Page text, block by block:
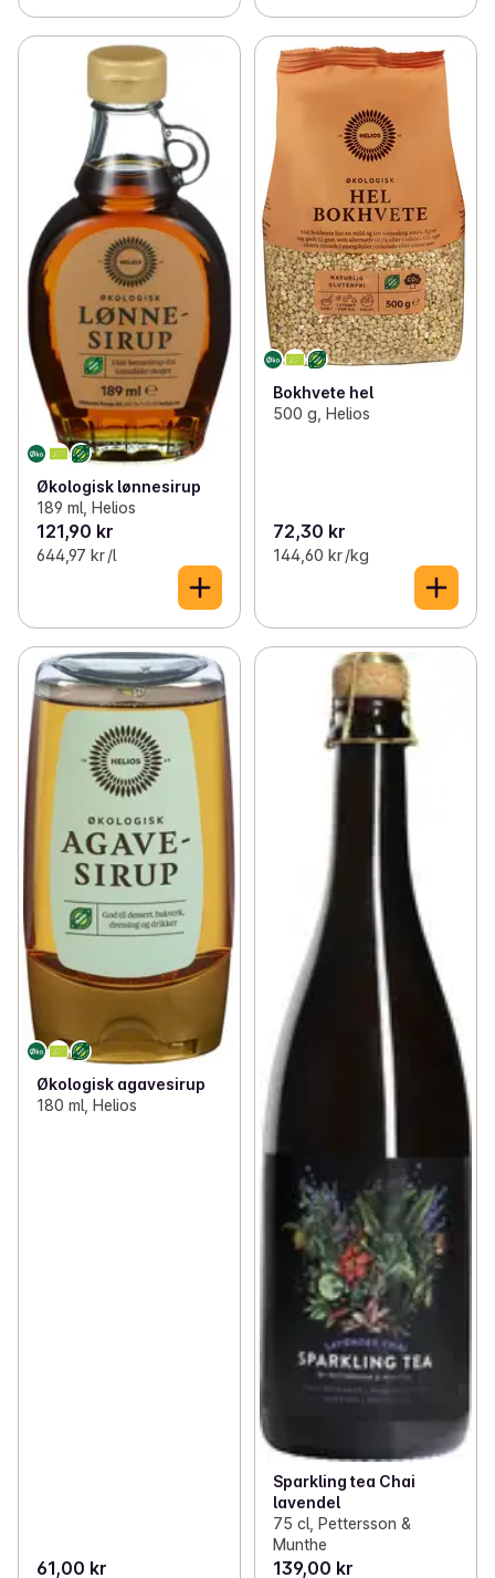
Økologisk lønnesirup
189 ml, Helios
121,90 kr
644,97 kr /l
Bokhvete hel
500 g, Helios
72,30 kr
144,60 kr /kg
Økologisk agavesirup
180 ml, Helios
61,00 kr
Sparkling tea Chai
lavendel
75 cl, Pettersson &
Munthe
139,00 kr